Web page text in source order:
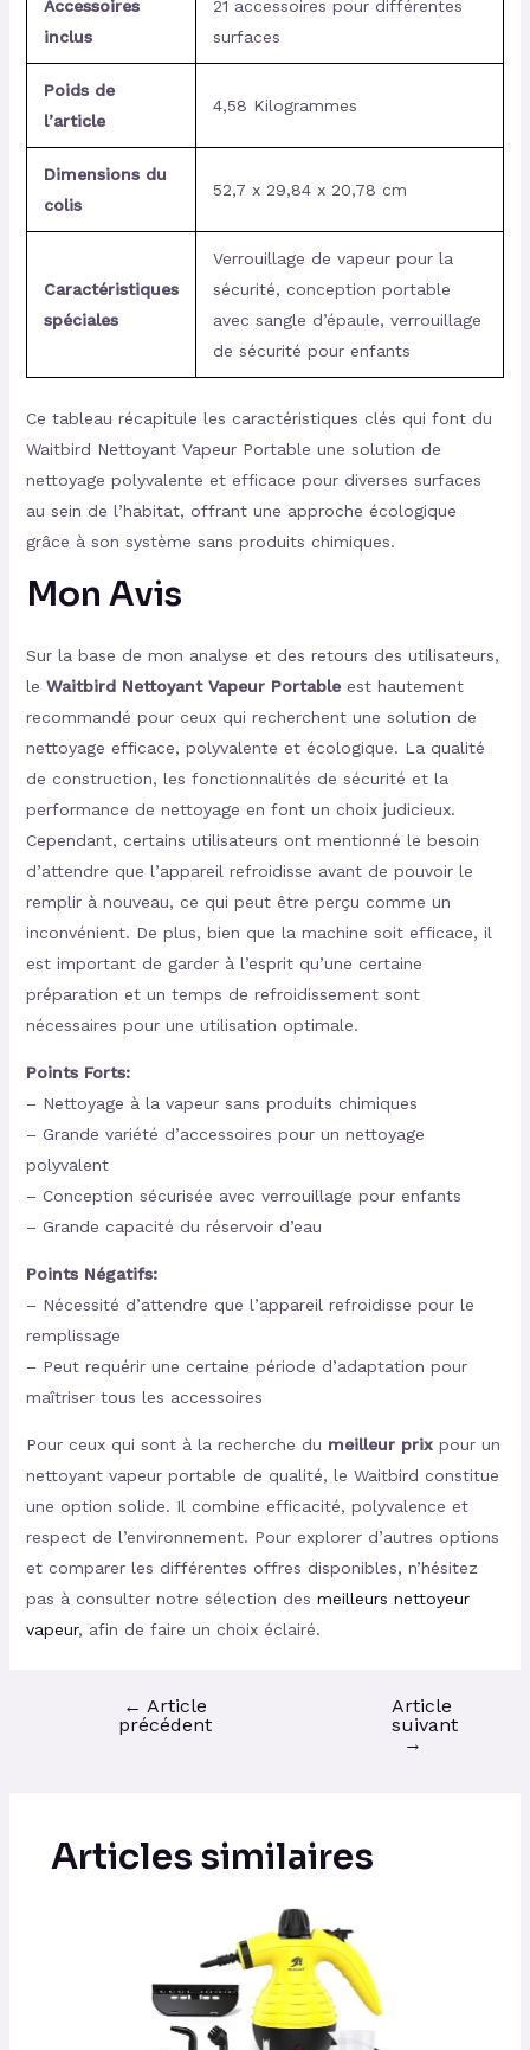
Accessoires
inclus
21 accessoires pour différentes
surfaces
Poids de
l’article
4,58 Kilogrammes
Dimensions du
colis
52,7 x 29,84 x 20,78 cm
Caractéristiques
spéciales
Verrouillage de vapeur pour la
sécurité, conception portable
avec sangle d’épaule, verrouillage
de sécurité pour enfants
Ce tableau récapitule les caractéristiques clés qui font du
Waitbird Nettoyant Vapeur Portable une solution de
nettoyage polyvalente et efficace pour diverses surfaces
au sein de l’habitat, offrant une approche écologique
grâce à son système sans produits chimiques.
Mon Avis
Sur la base de mon analyse et des retours des utilisateurs,
le Waitbird Nettoyant Vapeur Portableest hautement
recommandé pour ceux qui recherchent une solution de
nettoyage efficace, polyvalente et écologique. La qualité
de construction, les fonctionnalités de sécurité et la
performance de nettoyage en font un choix judicieux.
Cependant, certains utilisateurs ont mentionné le besoin
d’attendre que l’appareil refroidisse avant de pouvoir le
remplir à nouveau, ce qui peut être perçu comme un
inconvénient. De plus, bien que la machine soit efficace, il
est important de garder à l’esprit qu’une certaine
préparation et un temps de refroidissement sont
nécessaires pour une utilisation optimale.
Points Forts:
– Nettoyage à la vapeur sans produits chimiques
– Grande variété d’accessoires pour un nettoyage
polyvalent
– Conception sécurisée avec verrouillage pour enfants
– Grande capacité du réservoir d’eau
Points Négatifs:
– Nécessité d’attendre que l’appareil refroidisse pour le
remplissage
– Peut requérir une certaine période d’adaptation pour
maîtriser tous les accessoires
Pour ceux qui sont à la recherche du meilleur prixpour un
nettoyant vapeur portable de qualité, le Waitbird constitue
une option solide. Il combine efficacité, polyvalence et
respect de l’environnement. Pour explorer d’autres options
et comparer les différentes offres disponibles, n’hésitez
pas à consulter notre sélection des meilleurs nettoyeur
vapeur, afin de faire un choix éclairé.
← Article
précédent
Article
suivant
→
Articles similaires